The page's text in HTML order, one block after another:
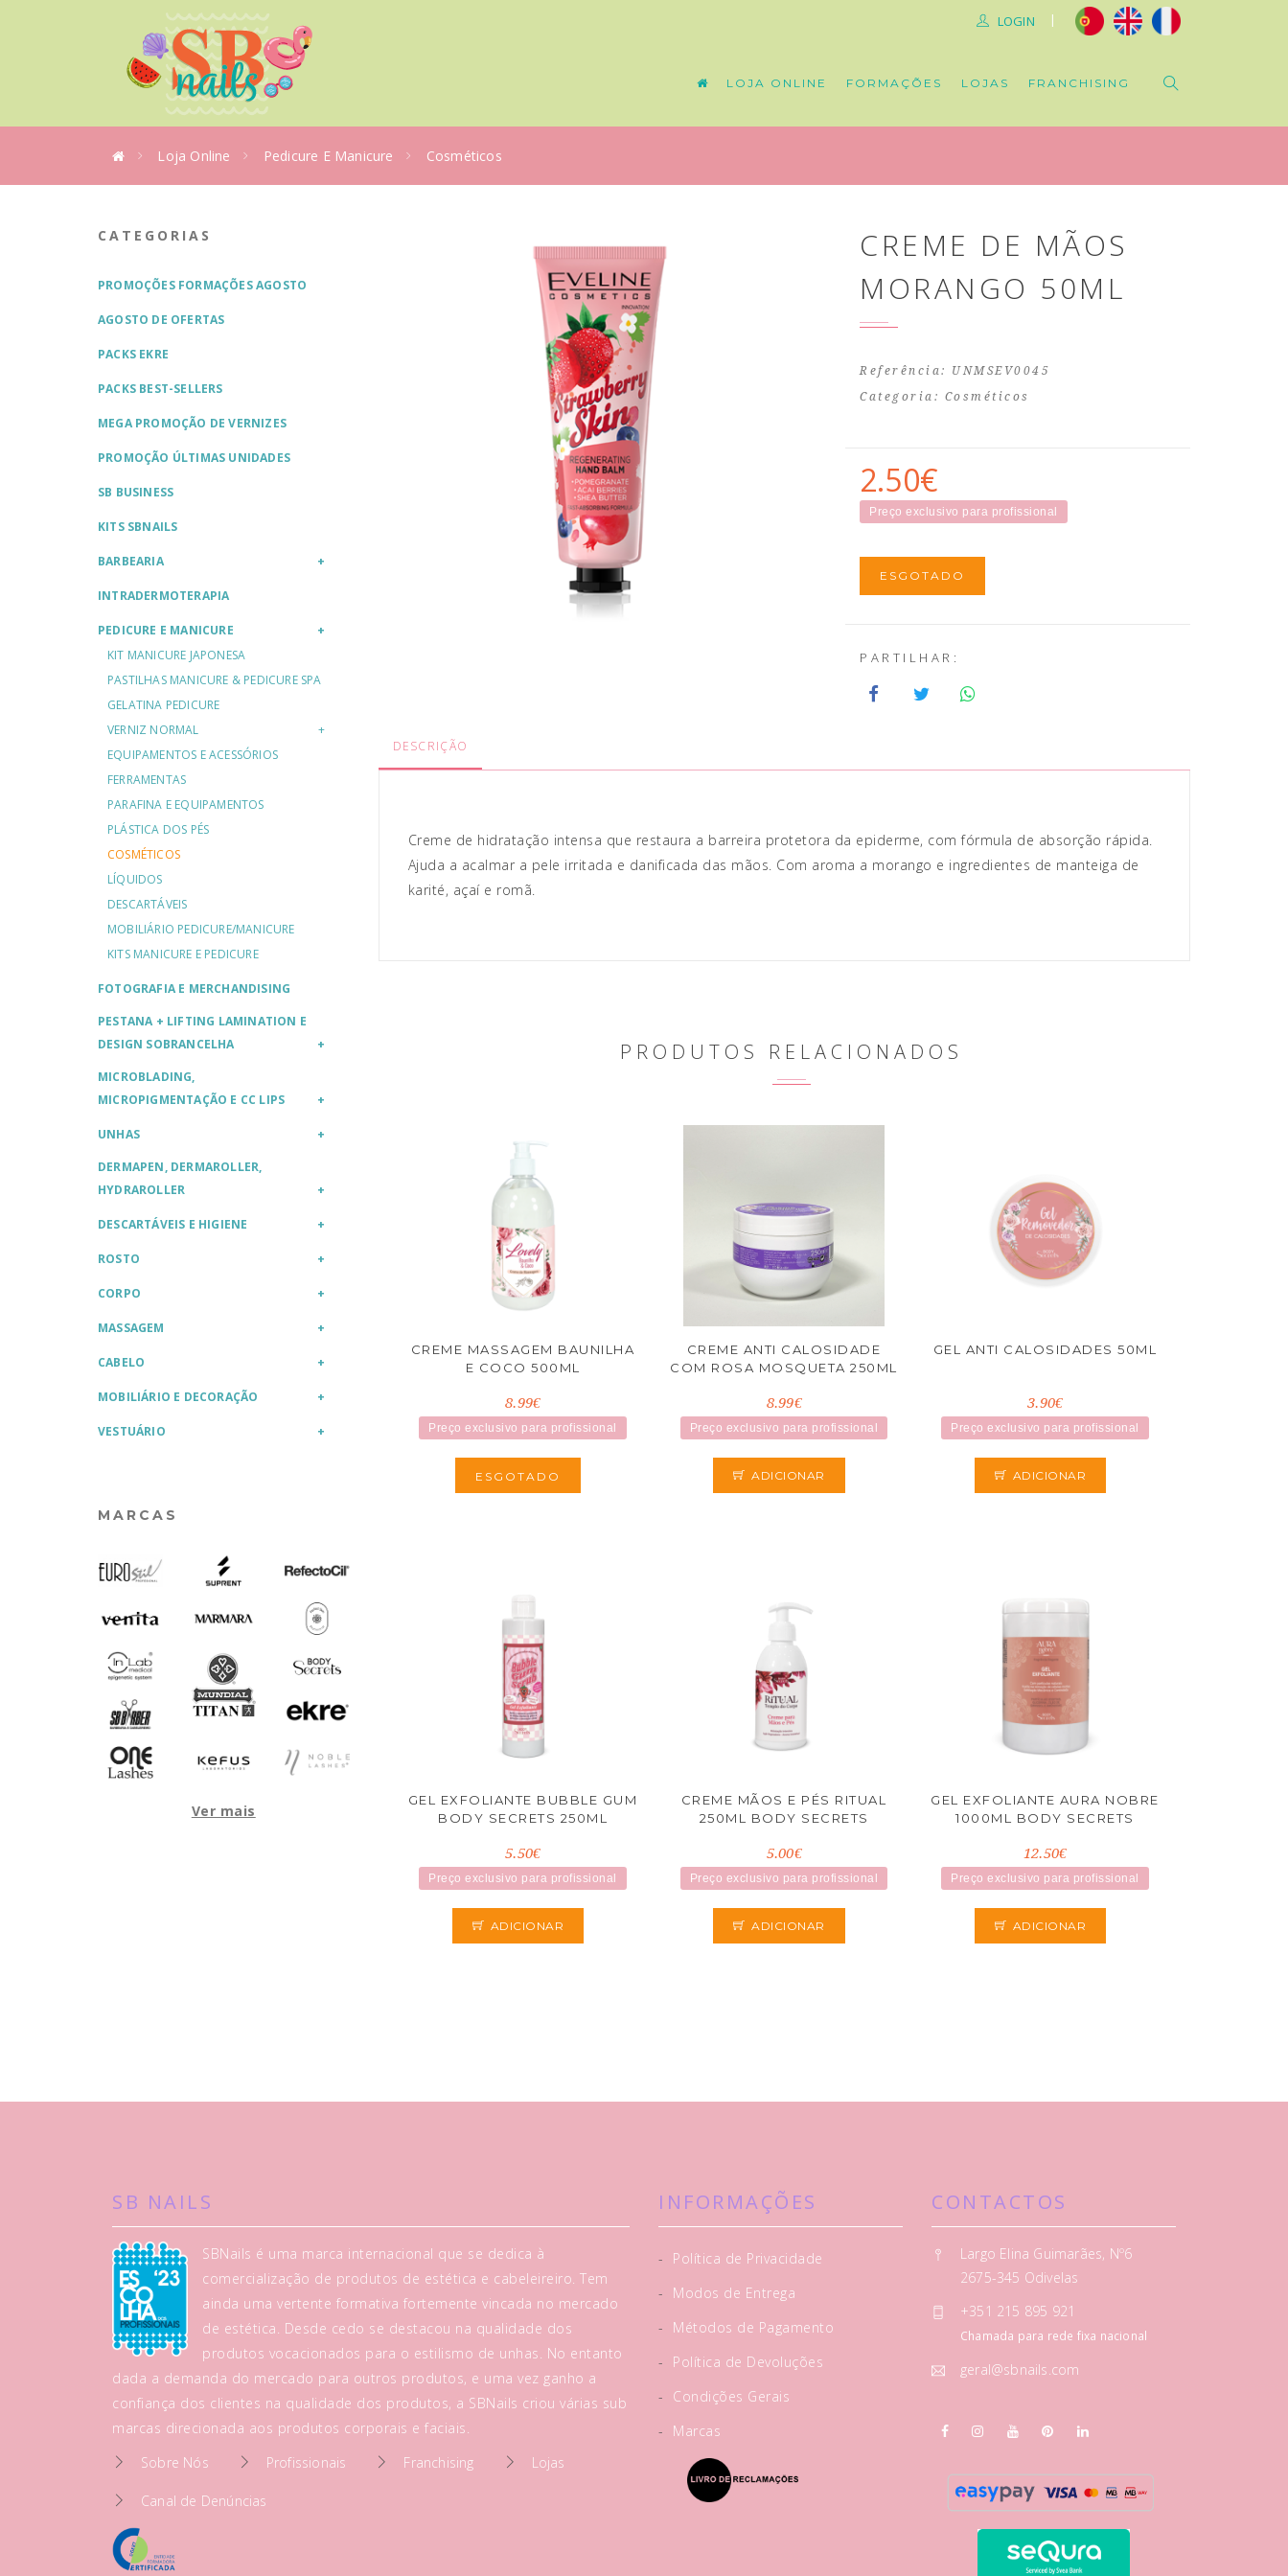
|
LOGIN
LOJA ONLINE FORMAÇÕES LOJAS FRANCHISING
Loja Online Pedicure E Manicure Cosméticos
CATEGORIAS
PROMOÇÕES FORMAÇÕES AGOSTO
AGOSTO DE OFERTAS
PACKS EKRE
PACKS BEST-SELLERS
MEGA PROMOÇÃO DE VERNIZES
PROMOÇÃO ÚLTIMAS UNIDADES
SB BUSINESS
KITS SBNAILS
BARBEARIA
INTRADERMOTERAPIA
PEDICURE E MANICURE
KIT MANICURE JAPONESA
PASTILHAS MANICURE & PEDICURE SPA
GELATINA PEDICURE
VERNIZ NORMAL
EQUIPAMENTOS E ACESSÓRIOS
FERRAMENTAS
PARAFINA E EQUIPAMENTOS
PLÁSTICA DOS PÉS
COSMÉTICOS
LÍQUIDOS
DESCARTÁVEIS
MOBILIÁRIO PEDICURE/MANICURE
KITS MANICURE E PEDICURE
FOTOGRAFIA E MERCHANDISING
PESTANA + LIFTING LAMINATION E
DESIGN SOBRANCELHA
MICROBLADING,
MICROPIGMENTAÇÃO E CC LIPS
UNHAS
DERMAPEN, DERMAROLLER,
HYDRAROLLER
DESCARTÁVEIS E HIGIENE
ROSTO
CORPO
MASSAGEM
CABELO
MOBILIÁRIO E DECORAÇÃO
VESTUÁRIO
MARCAS
Ver mais
CREME DE MÃOS
MORANGO 50ML
Referência: UNMSEV0045
Categoria: Cosméticos
2.50€
Preço exclusivo para profissional
ESGOTADO
PARTILHAR:
DESCRIÇÃO
Creme de hidratação intensa que restaura a barreira protetora da epiderme, com fórmula de absorção rápida.
Ajuda a acalmar a pele irritada e danificada das mãos. Com aroma a morango e ingredientes de manteiga de
karité, açaí e romã.
PRODUTOS RELACIONADOS
CREME MASSAGEM BAUNILHA
E COCO 500ML
8.99€
Preço exclusivo para profissional
ESGOTADO
CREME ANTI CALOSIDADE
COM ROSA MOSQUETA 250ML
8.99€
Preço exclusivo para profissional
ADICIONAR
GEL ANTI CALOSIDADES 50ML
3.90€
Preço exclusivo para profissional
ADICIONAR
GEL EXFOLIANTE BUBBLE GUM
BODY SECRETS 250ML
5.50€
Preço exclusivo para profissional
ADICIONAR
CREME MÃOS E PÉS RITUAL
250ML BODY SECRETS
5.00€
Preço exclusivo para profissional
ADICIONAR
GEL EXFOLIANTE AURA NOBRE
1000ML BODY SECRETS
12.50€
Preço exclusivo para profissional
ADICIONAR
SB NAILS
SBNails é uma marca internacional que se dedica à
comercialização de produtos de estética e cabeleireiro. Tem
ainda uma vertente formativa fortemente vincada no mercado
de estética. Desde cedo se destacou na qualidade dos
produtos vocacionados para o estilismo de unhas. No entanto
dada a demanda do mercado para outros produtos, e uma vez ganho a
confiança dos clientes na qualidade dos produtos, a SBNails criou várias sub
marcas direcionada aos produtos corporais e faciais.
Sobre Nós
Profissionais Franchising Lojas
Canal de Denúncias
INFORMAÇÕES
-
Política de Privacidade
-
Modos de Entrega
-
Métodos de Pagamento
-
Política de Devoluções
-
Condições Gerais
-
Marcas
CONTACTOS
Largo Elina Guimarães, Nº6
2675-345 Odivelas
+351 215 895 921
Chamada para rede fixa nacional
geral@sbnails.com